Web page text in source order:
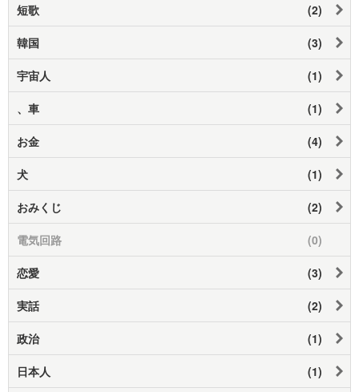
短歌 (2)
韓国 (3)
宇宙人 (1)
、車 (1)
お金 (4)
犬 (1)
おみくじ (2)
電気回路 (0)
恋愛 (3)
実話 (2)
政治 (1)
日本人 (1)